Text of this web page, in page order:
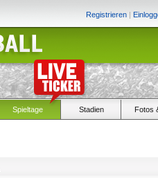
Registrieren |
Spieltage Stadien Fotos